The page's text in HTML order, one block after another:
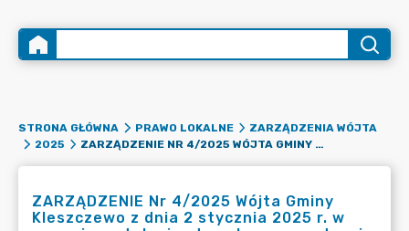
STRONA GŁÓWNA PRAWO LOKALNE
ZARZĄDZENIA WÓJTA
2025
ZARZĄDZENIE NR 4/2025 WÓJTA GMINY KLESZCZEWO Z DNIA 2 STYCZNIA 2025 R. W SPRAWIE: USTALENIA STAWEK WYNAGRODZENIA PRZY ZAWIERANIU UMÓW ZLECENIA DLA KIEROWCÓW JEDNOSTEK OSP RP, PREZESA ZARZĄDU ODDZIAŁU GMINNEGO ZWIĄZKU OSP RP, KOMENDANTA GMINNEGO OSP RP
ZARZĄDZENIE Nr 4/2025 Wójta Gminy
Kleszczewo z dnia 2 stycznia 2025 r. w